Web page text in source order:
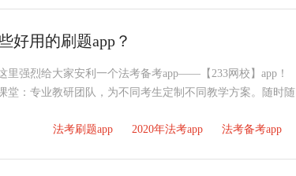
好用的刷题app？
里强烈给大家安利一个法考备考app——【233网校】app！
专业教研团队，为不同考生定制不同教学方案。随时随
法考刷题app 2020年法考app 法考备考app